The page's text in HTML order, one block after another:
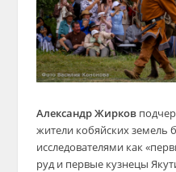
Александр Жирков
жители кобяйских земель
исследователями как
руд и первые кузнецы